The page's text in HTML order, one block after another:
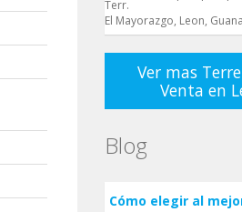
Terr.
El Mayorazgo, Leon,
Ver mas
Venta en
Blog
Cómo elegir al